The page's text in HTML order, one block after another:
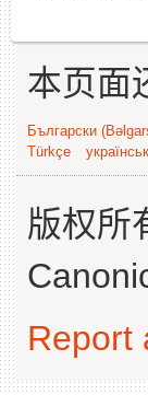
本页面
Български
Türkçe
版权所
Report